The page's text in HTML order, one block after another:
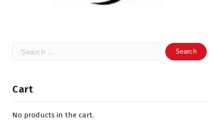
Search
Cart
No products in the cart.